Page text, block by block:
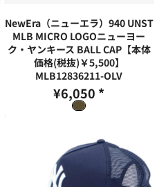
NewEra（ニューエラ）940 UNST
MLB MICRO LOGOニューヨー
ク・ヤンキース BALL CAP【本体
価格(税抜)￥5,500】
MLB12836211-OLV
¥6,050 *